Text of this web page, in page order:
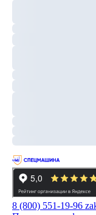
8 (800) 551-19-96